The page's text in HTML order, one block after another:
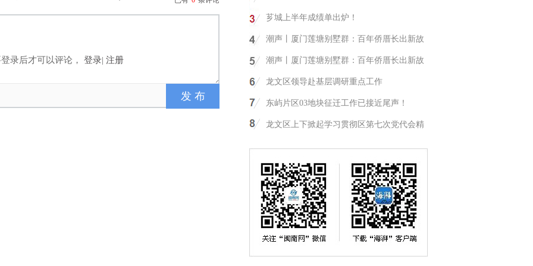
录后才可以评论， 登录| 注册
芗城上半年成绩单出炉！
潮声丨厦门莲塘别墅群：百年侨厝长出新故
潮声丨厦门莲塘别墅群：百年侨厝长出新故
龙文区领导赴基层调研重点工作
东屿片区03地块征迁工作已接近尾声！
龙文区上下掀起学习贯彻区第七次党代会精